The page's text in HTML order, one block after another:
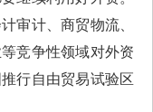
审计、商贸物流、
竞争性领域对外资
行自由贸易试验区